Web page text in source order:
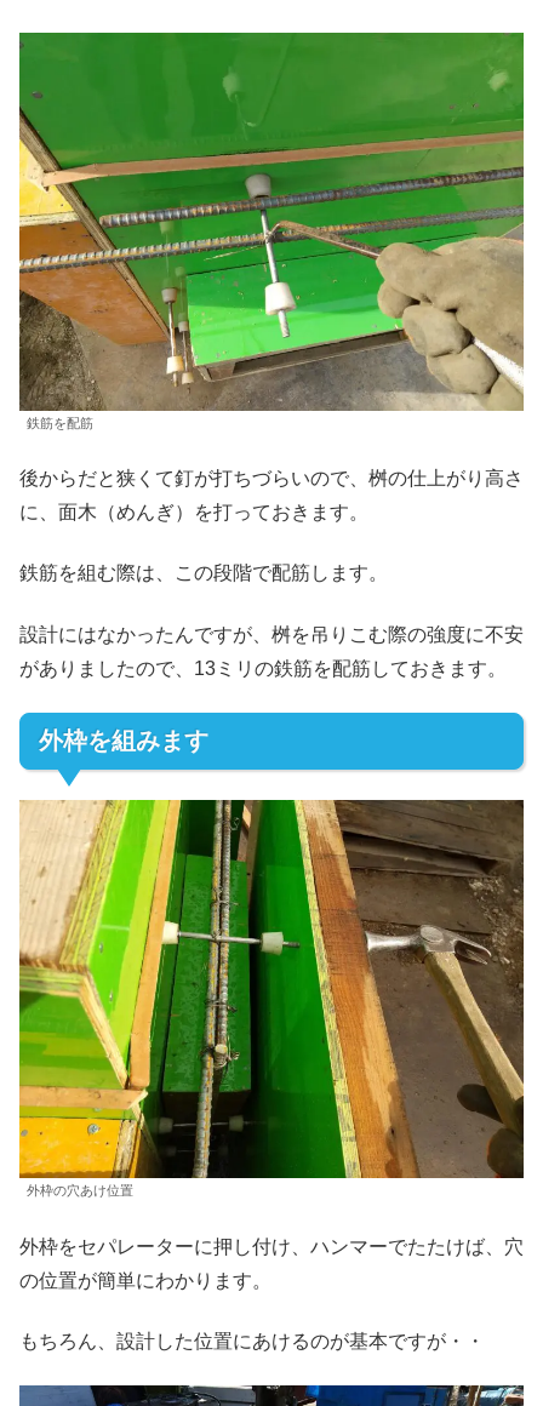
鉄筋を配筋
後からだと狭くて釘が打ちづらいので、桝の仕上がり高さ
に、面木（めんぎ）を打っておきます。
鉄筋を組む際は、この段階で配筋します。
設計にはなかったんですが、桝を吊りこむ際の強度に不安
がありましたので、13ミリの鉄筋を配筋しておきます。
外枠を組みます
外枠の穴あけ位置
外枠をセパレーターに押し付け、ハンマーでたたけば、穴
の位置が簡単にわかります。
もちろん、設計した位置にあけるのが基本ですが・・